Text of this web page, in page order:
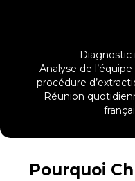
Diagnostic
Analyse de
procédure
Réunion
Pourquoi